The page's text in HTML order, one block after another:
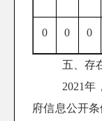
0 0 0
五、存
2021年
府信息公开